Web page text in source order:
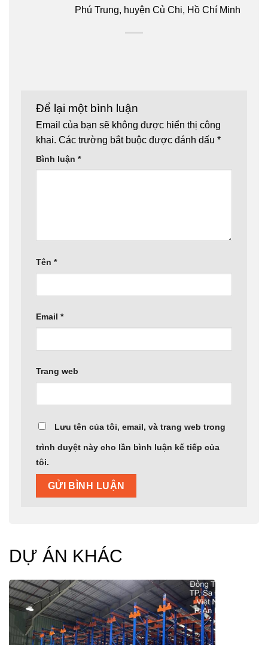
Phú Trung, huyện Củ Chi, Hồ Chí Minh
Để lại một bình luận
Email của bạn sẽ không được hiển thị công
khai. Các trường bắt buộc được đánh dấu *
Bình luận *
Tên *
Email *
Trang web
Lưu tên của tôi, email, và trang web trong
trình duyệt này cho lần bình luận kế tiếp của
tôi.
DỰ ÁN KHÁC